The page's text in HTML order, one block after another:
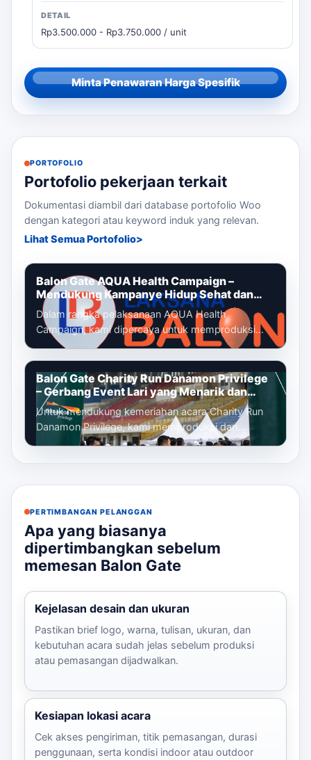
Rp3.500.000 - Rp3.750.000 / unit
Minta Penawaran Harga Spesifik
PORTOFOLIO
Portofolio pekerjaan terkait
Dokumentasi diambil dari database portofolio Woo
dengan kategori atau keyword induk yang relevan.
Lihat Semua Portofolio
Balon Gate AQUA Health Campaign –
Mendukung Kampanye Hidup Sehat dan
Gaya Hidup Aktif
Dalam rangka pelaksanaan AQUA Health
Campaign, kami dipercaya untuk memproduksi
dan memasang balon gate custom yang menjadi
identi...
Balon Gate Charity Run Danamon Privilege
– Gerbang Event Lari yang Menarik dan
Profesional
Untuk mendukung kemeriahan acara Charity Run
Danamon Privilege, kami memproduksi dan
memasang balon gate custom sebagai gerbang
PERTIMBANGAN PELANGGAN
Apa yang biasanya
dipertimbangkan sebelum
memesan Balon Gate
Kejelasan desain dan ukuran
Pastikan brief logo, warna, tulisan, ukuran, dan
kebutuhan acara sudah jelas sebelum produksi
atau pemasangan dijadwalkan.
Kesiapan lokasi acara
Cek akses pengiriman, titik pemasangan, durasi
penggunaan, serta kondisi indoor atau outdoor